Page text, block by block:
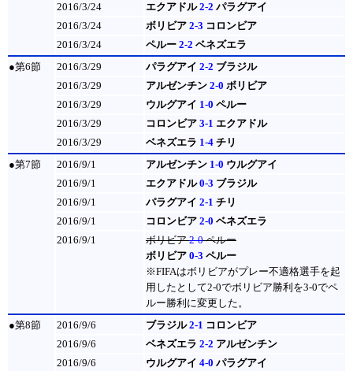
2016/3/24
エクアドル2-2 パラグアイ
2016/3/24
ボリビア 2-3 コロンビア
2016/3/24
ペルー 2-2 ベネズエラ
●第6節
2016/3/29 パラグアイ 2-2 ブラジル
2016/3/29
アルゼンチン 2-0 ボリビア
2016/3/29
ウルグアイ 1-0 ペルー
2016/3/29
コロンビア 3-1 エクアドル
2016/3/29
ベネズエラ 1-4 チリ
●第7節
2016/9/1 アルゼンチン 1-0 ウルグアイ
2016/9/1
エクアドル0-3 ブラジル
2016/9/1
パラグアイ 2-1 チリ
2016/9/1
コロンビア 2-0 ベネズエラ
2016/9/1
ボリビア2-0ペルー
ボリビア 0-3 ペルー
※FIFAはボリビアがプレー不適格選手を起
用したとして2-0でボリビア勝利を3-0でペ
ルー勝利に変更した。
●第8節
2016/9/6 ブラジル2-1 コロンビア
2016/9/6
ベネズエラ 2-2 アルゼンチン
2016/9/6
ウルグアイ 4-0 パラグアイ